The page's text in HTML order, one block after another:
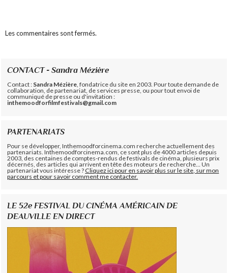
Les commentaires sont fermés.
CONTACT - Sandra Mézière
Contact : Sandra Mézière , fondatrice du site en 2003. Pour toute demande de
collaboration, de partenariat, de services presse, ou pour tout envoi de
communiqué de presse ou d'invitation :
inthemoodforfilmfestivals@gmail.com
PARTENARIATS
Pour se développer, Inthemoodforcinema.com recherche actuellement des
partenariats. Inthemoodforcinema.com, ce sont plus de 4000 articles depuis
2003, des centaines de comptes-rendus de festivals de cinéma, plusieurs prix
décernés, des articles qui arrivent en tête des moteurs de recherche... Un
partenariat vous intéresse ?Cliquez ici pour en savoir plus sur le site, sur mon
parcours et pour savoir comment me contacter.
LE 52e FESTIVAL DU CINÉMA AMÉRICAIN DE
DEAUVILLE EN DIRECT